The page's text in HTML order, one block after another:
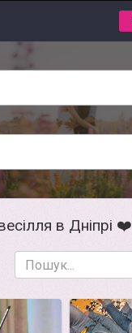
в Дніпрі ❤️